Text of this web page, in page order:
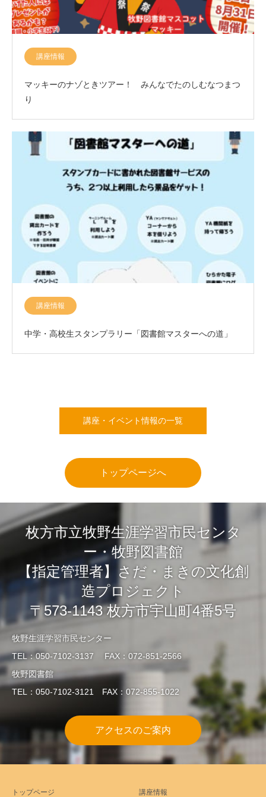
講座情報
マッキーのナゾときツアー！ みんなでたのしむなつまつ
り
講座情報
中学・高校生スタンプラリー「図書館マスターへの道」
講座・イベント情報の一覧
トップページへ
枚方市立牧野生涯学習市民センタ
ー・牧野図書館
【指定管理者】さだ・まきの文化創
造プロジェクト
〒573-1143 枚方市宇山町4番5号
牧野生涯学習市民センター
TEL：050-7102-3137 FAX：072-851-2566
牧野図書館
TEL：050-7102-3121 FAX：072-855-1022
アクセスのご案内
トップページ 講座情報